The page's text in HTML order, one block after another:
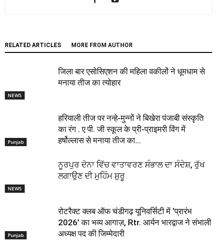
RELATED ARTICLES MORE FROM AUTHOR
NEWS
जिला बार एसोसिएशन की महिला वकीलों ने धूमधाम से
मनाया तीज का त्योहार
Punjab
हरियाली तीज पर नन्हे-मुन्नों ने बिखेरा पंजाबी संस्कृति
का रंग . ए पी. जी स्कूल के प्री-प्राइमरी विंग में
हर्षोल्लास से मनाया तीज का...
NEWS
ਨੂਰਪੁਰ ਦੋਨਾ ਵਿੱਚ ਵਾਤਾਵਰਣ ਸੰਭਾਲ ਦਾ ਸੰਦੇਸ਼, ਰੁੱਖ
ਲਗਾਉਣ ਦੀ ਮੁਹਿੰਮ ਸ਼ੁਰੂ
Punjab
रोटरैक्ट क्लब ऑफ चंडीगढ़ यूनिवर्सिटी में ‘प्रारंभ
2026’ का भव्य आगाज़, Rtr. आर्यन भारद्वाज ने संभाली
अध्यक्ष पद की जिम्मेदारी